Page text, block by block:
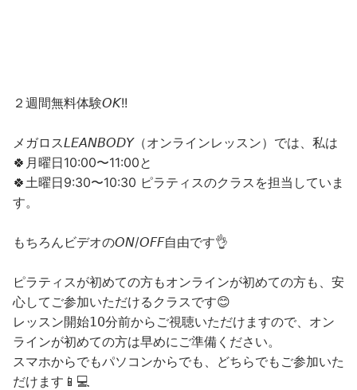
２週間無料体験𝘖𝘒!!
メガロス𝘓𝘌𝘈𝘕𝘉𝘖𝘋𝘠（オンラインレッスン）では、私は
🍀月曜日10:00〜11:00と
🍀土曜日9:30〜10:30 ピラティスのクラスを担当していま
す。
もちろんビデオの𝘖𝘕/𝘖𝘍𝘍自由です👌
ピラティスが初めての方もオンラインが初めての方も、安
心してご参加いただけるクラスです😊
レッスン開始𝟣𝟢分前からご視聴いただけますので、オン
ラインが初めての方は早めにご準備ください。
スマホからでもパソコンからでも、どちらでもご参加いた
だけます📱💻